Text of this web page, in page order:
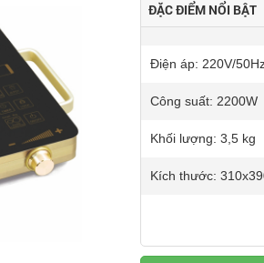
ĐẶC ĐIỂM NỔI BẬT
Điện áp: 220V/
Công suất: 2200W
Khối lượng: 3,5 kg
Kích thước: